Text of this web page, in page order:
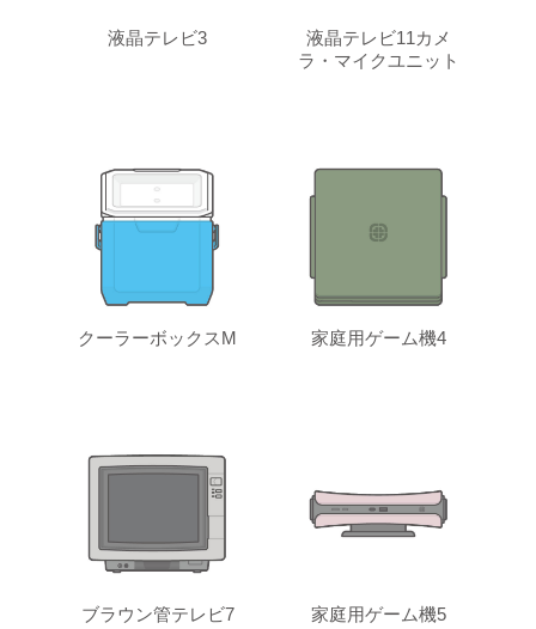
液晶テレビ3
液晶テレビ11カメ
ラ・マイクユニット
クーラーボックスM 家庭用ゲーム機4
ブラウン管テレビ7 家庭用ゲーム機5